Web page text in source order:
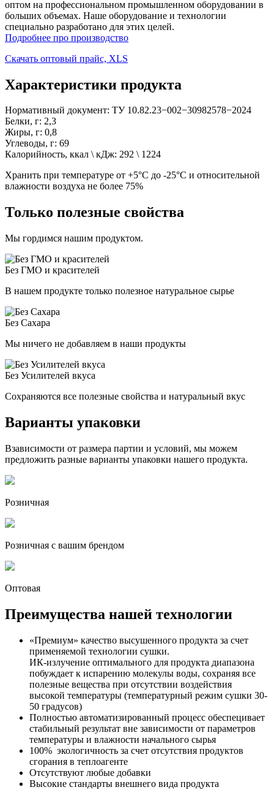
оптом на профессиональном промышленном оборудовании в
больших объемах. Наше оборудование и технологии
специально разработано для этих целей.
Подробнее про производство
Скачать оптовый прайс, XLS
Характеристики продукта
Нормативный документ: ТУ 10.82.23−002−30982578−2024
Белки, г: 2,3
Жиры, г: 0,8
Углеводы, г: 69
Калорийность, ккал \ кДж: 292 \ 1224
Хранить при температуре от +5°С до -25°С и относительной
влажности воздуха не более 75%
Только полезные свойства
Мы гордимся нашим продуктом.
Без ГМО и красителей
В нашем продукте только полезное натуральное сырье
Без Сахара
Мы ничего не добавляем в наши продукты
Без Усилителей вкуса
Сохраняются все полезные свойства и натуральный вкус
Варианты упаковки
Взависимости от размера партии и условий, мы можем
предложить разные варианты упаковки нашего продукта.
Розничная
Розничная c вашим брендом
Оптовая
Преимущества нашей технологии
«Премиум» качество высушенного продукта за счет
применяемой технологии сушки.
ИК-излучение оптимального для продукта диапазона
побуждает к испарению молекулы воды, сохраняя все
полезные вещества при отсутствии воздействия
высокой температуры (температурный режим сушки 30-
50 градусов)
Полностью автоматизированный процесс обеспецивает
стабильный результат вне зависимости от параметров
температуры и влажности начального сырья
100% экологичность за счет отсутствия продуктов
сгорания в теплоагенте
Отсутствуют любые добавки
Высокие стандарты внешнего вида продукта